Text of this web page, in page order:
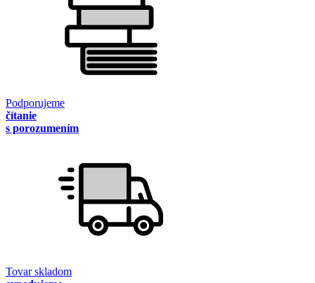
Podporujeme
čítanie
s porozumením
Tovar skladom